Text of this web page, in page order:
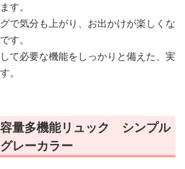
す。
で気分も上がり、お出かけが楽しくな
す。
て必要な機能をしっかりと備えた、実
。
量多機能リュック シンプル
レーカラー